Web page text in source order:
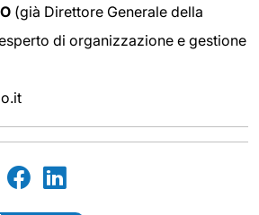
(già Direttore Generale della
di organizzazione e gestione